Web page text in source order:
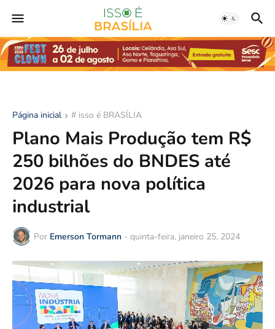
Página inicial # isso é BRASÍLIA
Plano Mais Produção tem R$
250 bilhões do BNDES até
2026 para nova política
industrial
Por Emerson Tormann - quinta-feira, janeiro 25, 2024